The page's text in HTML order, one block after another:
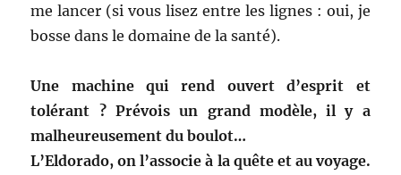
me lancer (si vous lisez entre les lignes : oui, je
bosse dans le domaine de la santé).
Une machine qui rend ouvert d’esprit et
tolérant ? Prévois un grand modèle, il y a
malheureusement du boulot…
L’Eldorado, on l’associe à la quête et au voyage.